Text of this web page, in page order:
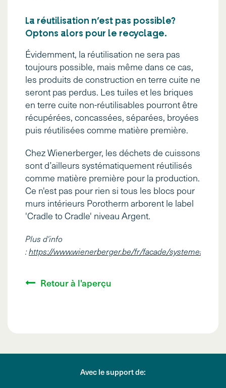
La réutilisation n’est pas possible?
Optons alors pour le recyclage.
Évidemment, la réutilisation ne sera pas
toujours possible, mais même dans ce cas,
les produits de construction en terre cuite ne
seront pas perdus. Les tuiles et les briques
en terre cuite non-réutilisables pourront être
récupérées, concassées, séparées, broyées
puis réutilisées comme matière première.
Chez Wienerberger, les déchets de cuissons
sont d’ailleurs systématiquement réutilisés
comme matière première pour la production.
Ce n'est pas pour rien si tous les blocs pour
murs intérieurs Porotherm arborent le label
'Cradle to Cradle' niveau Argent.
Plus d'info
:https://www.wienerberger.be/fr/facade/systemes/
Retour à l'aperçu
Avec le support de: